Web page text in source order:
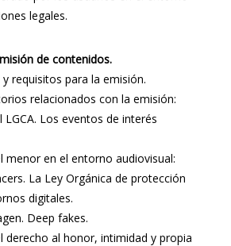
legales.
de contenidos.
requisitos para la emisión.
relacionados con la emisión:
Los eventos de interés
menor en el entorno audiovisual:
La Ley Orgánica de protección
digitales.
Deep fakes.
derecho al honor, intimidad y propia